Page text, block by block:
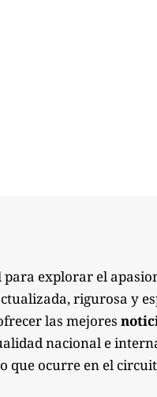
para explorar el
rigurosa y
las mejores
nacional e
que ocurre en el